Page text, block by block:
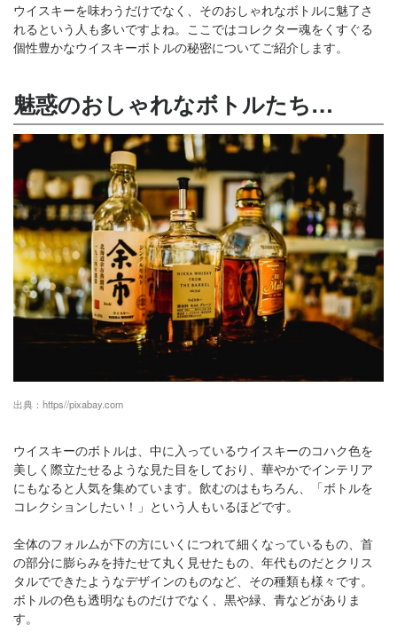
ウイスキーを味わうだけでなく、そのおしゃれなボトルに魅了さ
れるという人も多いですよね。ここではコレクター魂をくすぐる
個性豊かなウイスキーボトルの秘密についてご紹介します。
魅惑のおしゃれなボトルたち…
出典： https//pixabay.com
ウイスキーのボトルは、中に入っているウイスキーのコハク色を
美しく際立たせるような見た目をしており、華やかでインテリア
にもなると人気を集めています。飲むのはもちろん、「ボトルを
コレクションしたい！」という人もいるほどです。
全体のフォルムが下の方にいくにつれて細くなっているもの、首
の部分に膨らみを持たせて丸く見せたもの、年代ものだとクリス
タルでできたようなデザインのものなど、その種類も様々です。
ボトルの色も透明なものだけでなく、黒や緑、青などがありま
す。